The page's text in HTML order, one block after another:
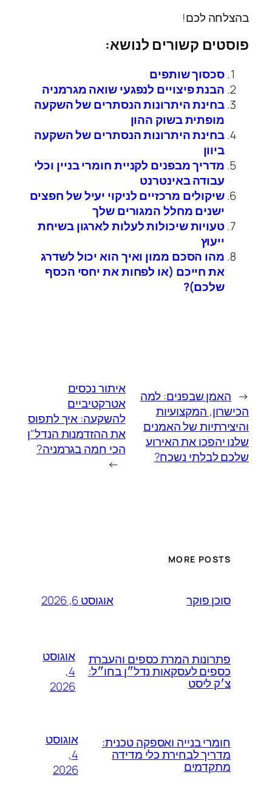
בהצלחה לכם!
פוסטים קשורים לנושא:
סכסוך שותפים
הבנת פיצויים לנפגעי שואה מגרמניה
בחינת היתרונות הנסתרים של השקעה
מופתית בשוק ההון
בחינת היתרונות הנסתרים של השקעה
ביוון
מדריך מבפנים לקניית חומרי בניין וכלי
עבודה באינטרנט
שיקולים מרכזיים לניקוי יעיל של חפצים
ישנים מחלל המגורים שלך
טעויות שיכולות לעלות לארגון בשיחת
ייעוץ
מהו הסכם ממון ואיך הוא יכול לשדרג
את חייכם (או לפחות את יחסי הכסף
שלכם)?
← האמן שבפנים: למה
הכישרון, המקצועיות
והיצירתיות של האמנים
שלנו יהפכו את האירוע
שלכם לבלתי נשכח?
איתור נכסים
אטרקטיביים
להשקעה: איך לתפוס
את ההזדמנות הנדל"ן
הכי חמה בגרמניה?
→
MORE POSTS
סוכן פוקר אוגוסט 6, 2026
פתרונות המרת כספים והעברת
כספים לעסקאות נדל״ן בחו״ל:
צ׳ק ליסט
אוגוסט
4,
2026
חומרי בנייה ואספקה טכנית:
מדריך לבחירת כלי מדידה
מתקדמים
אוגוסט
4,
2026